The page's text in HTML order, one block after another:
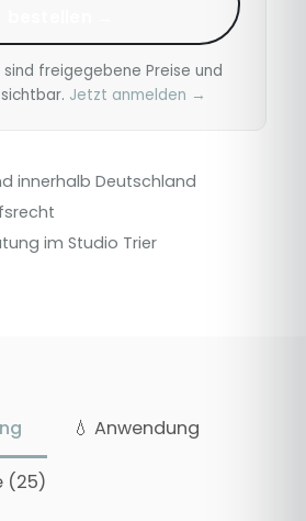
freigegebene Preise und
Jetzt anmelden →
innerhalb Deutschland
im Studio Trier
💧 Anwendung
(25)